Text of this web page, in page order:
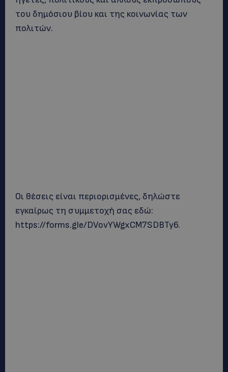
του δημόσιου βίου και της κοινωνίας των
πολιτών.
Οι θέσεις είναι περιορισμένες, δηλώστε
εγκαίρως τη συμμετοχή σας εδώ:
https://forms.gle/DVovYWgxCM7SDBTy6.